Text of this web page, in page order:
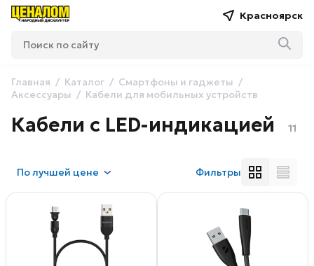
Красноярск
Главная Каталог
Смартфоны и гаджеты
Аксессуары
Кабели для мобильных устройств
Кабели с LED-индикацией 11
Получшей цене Фильтры